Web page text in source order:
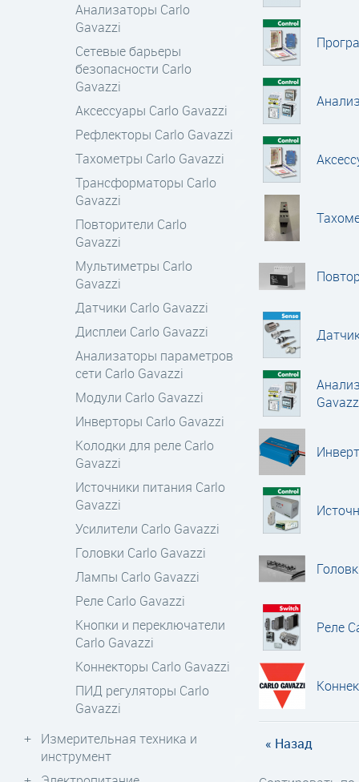
Анализаторы Carlo
Gavazzi
Сетевые барьеры
безопасности Carlo
Gavazzi
Аксессуары Carlo Gavazzi
Рефлекторы Carlo Gavazzi
Тахометры Carlo Gavazzi
Трансформаторы Carlo
Gavazzi
Повторители Carlo
Gavazzi
Мультиметры Carlo
Gavazzi
Датчики Carlo Gavazzi
Дисплеи Carlo Gavazzi
Анализаторы параметров
сети Carlo Gavazzi
Модули Carlo Gavazzi
Инверторы Carlo Gavazzi
Колодки для реле Carlo
Gavazzi
Источники питания Carlo
Gavazzi
Усилители Carlo Gavazzi
Головки Carlo Gavazzi
Лампы Carlo Gavazzi
Реле Carlo Gavazzi
Кнопки и переключатели
Carlo Gavazzi
Коннекторы Carlo Gavazzi
ПИД регуляторы Carlo
Gavazzi
Измерительная техника и
инструмент
Реле
« Назад